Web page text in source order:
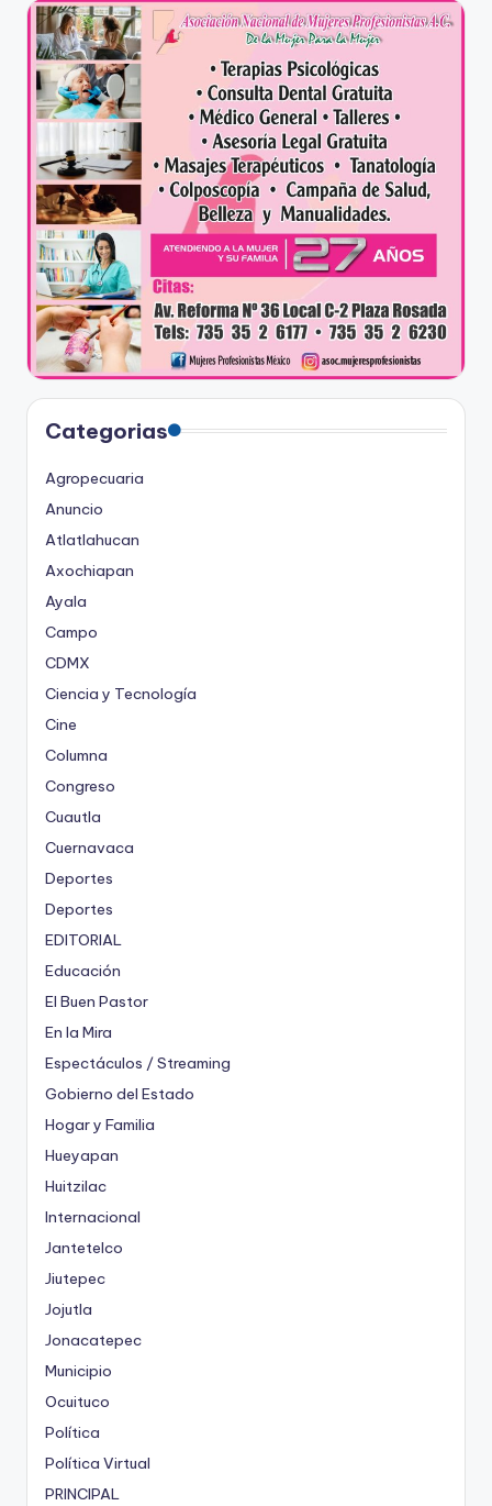
Categorias
Agropecuaria
Anuncio
Atlatlahucan
Axochiapan
Ayala
Campo
CDMX
Ciencia y Tecnología
Cine
Columna
Congreso
Cuautla
Cuernavaca
Deportes
Deportes
EDITORIAL
Educación
El Buen Pastor
En la Mira
Espectáculos / Streaming
Gobierno del Estado
Hogar y Familia
Hueyapan
Huitzilac
Internacional
Jantetelco
Jiutepec
Jojutla
Jonacatepec
Municipio
Ocuituco
Política
Política Virtual
PRINCIPAL